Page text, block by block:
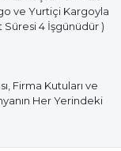
ve Yurtiçi Kargoyla
Süresi 4 İşgünüdür )
Firma Kutuları ve
Her Yerindeki